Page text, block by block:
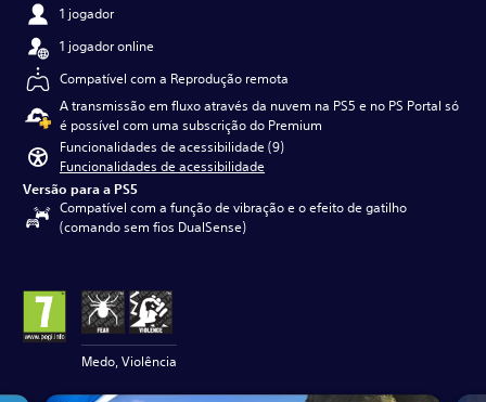
1 jogador
1 jogador online
Compatível com a Reprodução remota
A transmissão em fluxo através da nuvem na PS5 e no PS Portal só
é possível com uma subscrição do Premium
Funcionalidades de acessibilidade (9)
Funcionalidades de acessibilidade
Versão para a PS5
Compatível com a função de vibração e o efeito de gatilho
(comando sem fios DualSense)
Medo, Violência